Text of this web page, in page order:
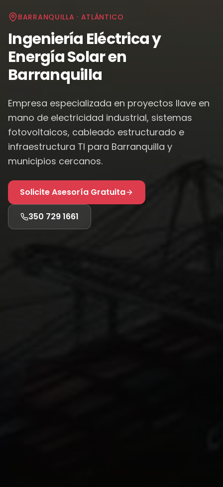
BARRANQUILLA · ATLÁNTICO
Ingeniería Eléctrica y
Energía Solar en
Barranquilla
Empresa especializada en proyectos llave en
mano de electricidad industrial, sistemas
fotovoltaicos, cableado estructurado e
infraestructura TI para Barranquilla y
municipios cercanos.
Solicite Asesoría Gratuita
350 729 1661